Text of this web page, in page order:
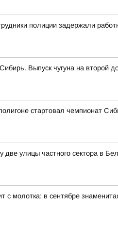
полиции задержали
Выпуск чугуна на второй
стартовал чемпионат
две улицы частного сектора в
с молотка: в сентябре